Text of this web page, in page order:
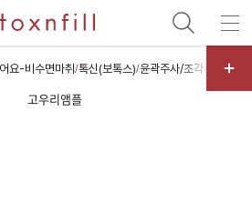
요-비수면마취/톡신(보톡스)/윤곽주사/조각주사/핑크
카카